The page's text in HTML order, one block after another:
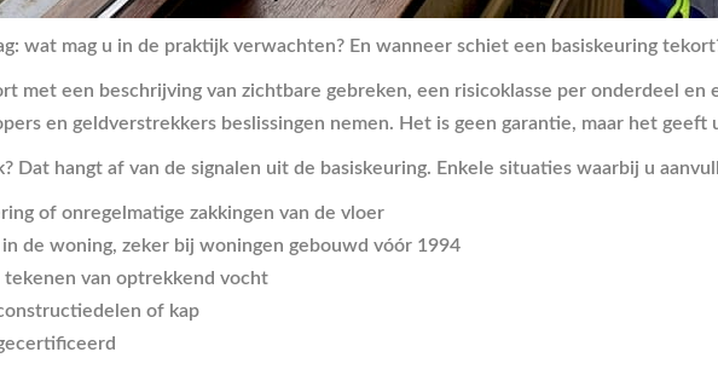
wat mag u in de praktijk verwachten? En wanneer schiet een basiskeuring
met een beschrijving van zichtbare gebreken, een risicoklasse per onderdeel
en geldverstrekkers beslissingen nemen. Het is geen garantie, maar het
Dat hangt af van de signalen uit de basiskeuring. Enkele situaties waarbij u
of onregelmatige zakkingen van de vloer
de woning, zeker bij woningen gebouwd vóór 1994
van optrekkend vocht
of kap